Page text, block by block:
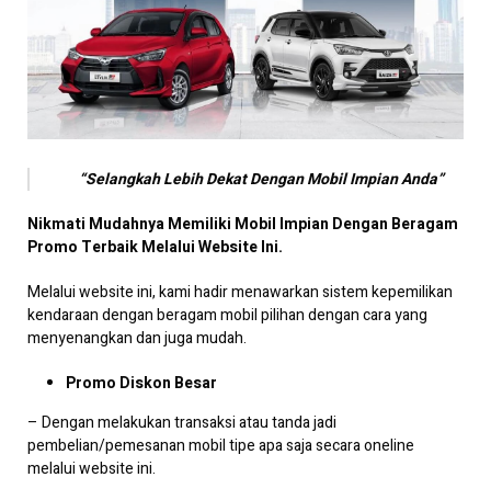
“Selangkah Lebih Dekat Dengan Mobil Impian Anda”
Nikmati Mudahnya Memiliki Mobil Impian Dengan Beragam
Promo Terbaik Melalui Website Ini.
Melalui website ini, kami hadir menawarkan sistem kepemilikan
kendaraan dengan beragam mobil pilihan dengan cara yang
menyenangkan dan juga mudah.
Promo Diskon Besar
– Dengan melakukan transaksi atau tanda jadi
pembelian/pemesanan mobil tipe apa saja secara oneline
melalui website ini.